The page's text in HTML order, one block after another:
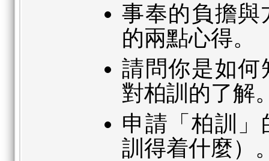
事奉的負擔與
的兩點心得。
請問你是如何
對柏訓的了解
申請「柏訓
訓得着什麼）